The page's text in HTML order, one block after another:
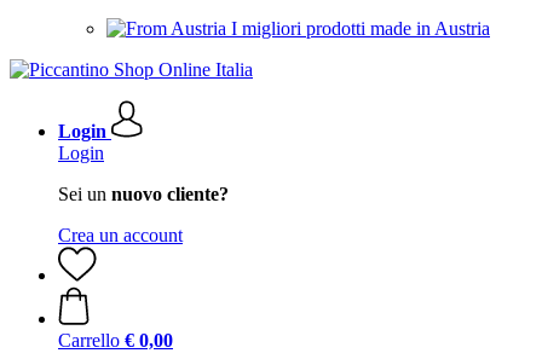
I migliori prodotti made in Austria
Login
Login
Sei un nuovo cliente?
Crea un account
Carrello € 0,00